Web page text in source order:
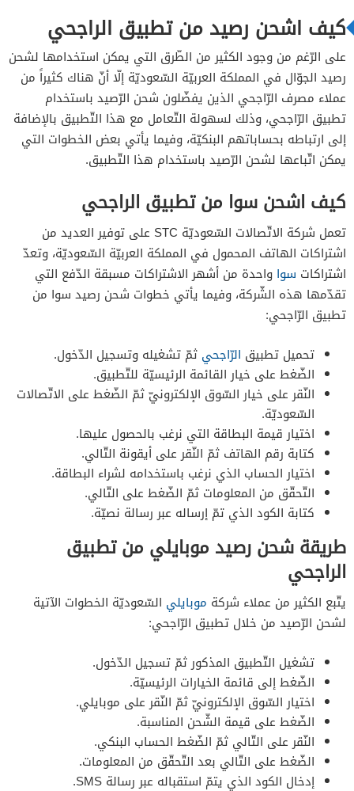
كيف اشحن رصيد من تطبيق الراجحي
على الرّغم من وجود الكثير من الطّرق التي يمكن استخدامها لشحن
رصيد الجوّال في المملكة العربيّة السّعوديّة إلّا أنّ هناك كثيراً من
عملاء مصرف الرّاجحي الذين يفضّلون شحن الرّصيد باستخدام
تطبيق الرّاجحي، وذلك لسهولة التّعامل مع هذا التّطبيق بالإضافة
إلى ارتباطه بحساباتهم البنكيّة، وفيما يأتي بعض الخطوات التي
يمكن اتّباعها لشحن الرّصيد باستخدام هذا التّطبيق.
كيف اشحن سوا من تطبيق الراجحي
تعمل شركة الاتّصالات السّعوديّة STC على توفير العديد من
اشتراكات الهاتف المحمول في المملكة العربيّة السّعوديّة، وتعدّ
اشتراكات سوا واحدة من أشهر الاشتراكات مسبقة الدّفع التي
تقدّمها هذه الشّركة، وفيما يأتي خطوات شحن رصيد سوا من
تطبيق الرّاجحي:
تحميل تطبيق الرّاجحي ثمّ تشغيله وتسجيل الدّخول.
الضّغط على خيار القائمة الرئيسيّة للتّطبيق.
النّقر على خيار السّوق الإلكترونيّ ثمّ الضّغط على الاتّصالات
السّعوديّة.
اختيار قيمة البطاقة التي نرغب بالحصول عليها.
كتابة رقم الهاتف ثمّ النّقر على أيقونة التّالي.
اختيار الحساب الذي نرغب باستخدامه لشراء البطاقة.
التّحقّق من المعلومات ثمّ الضّغط على التّالي.
كتابة الكود الذي تمّ إرساله عبر رسالة نصيّة.
طريقة شحن رصيد موبايلي من تطبيق
الراجحي
يتّبع الكثير من عملاء شركة موبايلي السّعوديّة الخطوات الآتية
لشحن الرّصيد من خلال تطبيق الرّاجحي:
تشغيل التّطبيق المذكور ثمّ تسجيل الدّخول.
الضّغط إلى قائمة الخيارات الرئيسيّة.
اختيار السّوق الإلكترونيّ ثمّ النّقر على موبايلي.
الضّغط على قيمة الشّحن المناسبة.
النّقر على التّالي ثمّ الضّغط الحساب البنكي.
الضّغط على التّالي بعد التّحقّق من المعلومات.
إدخال الكود الذي يتمّ استقباله عبر رسالة SMS.